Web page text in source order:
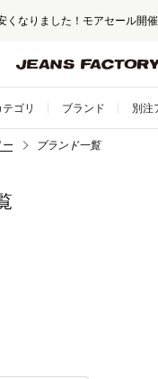
くなりました！モアセール開催
テゴリ ブランド 別注
ー ブランド一覧